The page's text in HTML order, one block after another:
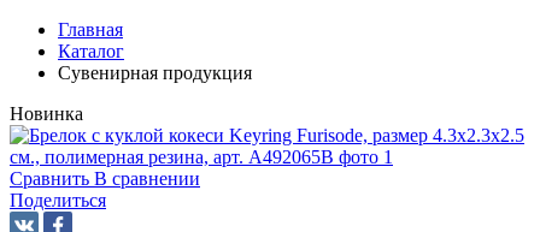
Главная
Каталог
Сувенирная продукция
Новинка
Сравнить В сравнении
Поделиться